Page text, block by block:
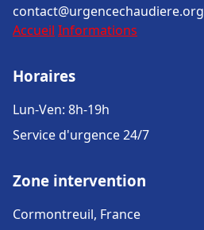
contact@urgencechaudiere.org
Accueil Informations
Horaires
Lun-Ven: 8h-19h
Service d'urgence 24/7
Zone intervention
Cormontreuil, France